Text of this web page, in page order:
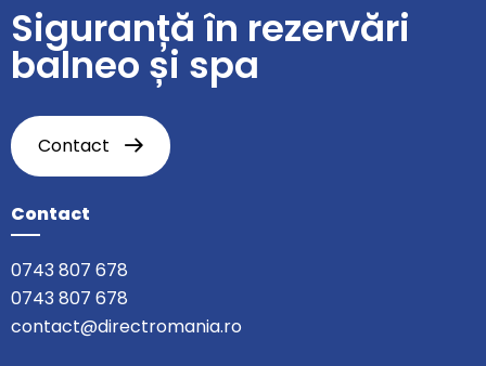
Siguranță în rezervări
balneo și spa
Contact
Contact
0743 807 678
0743 807 678
contact@directromania.ro